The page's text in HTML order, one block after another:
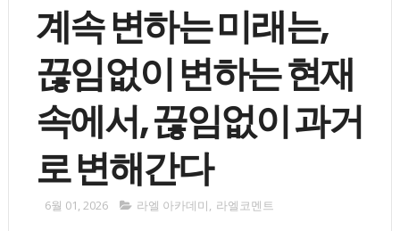
계속 변하는 미래는,
끊임없이 변하는 현재
속에서, 끊임없이 과거
로 변해간다
6월 01, 2026 라엘 아카데미, 라엘코멘트